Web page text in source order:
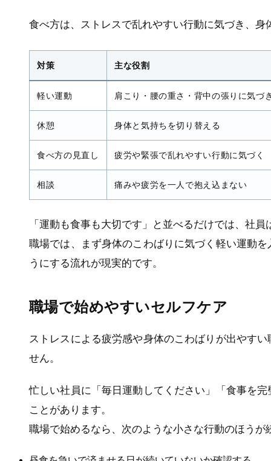
食べ方は、ストレスで乱れやすい行動に気づき、
対策 主な役割
軽い運動 肩こり・腰の重さ・背中の張りに気づ
休憩 身体と気持ちを切り替える
食べ方の見直し 疲労や緊張で乱れやすい行動に気づく
相談 痛みや疲労を一人で抱え込まない
「運動も食事も大切です」と並べるだけでは、社
職場では、まず身体のこわばりに気づく軽い運動
うにする流れが現実的です。
職場で始めやすいセルフケア
ストレスによる疲労感や身体のこわばりが出やす
せん。
忙しい社員に「毎日運動してください」「食事を
ことがあります。
職場で始めるなら、次のような小さな行動のほうが